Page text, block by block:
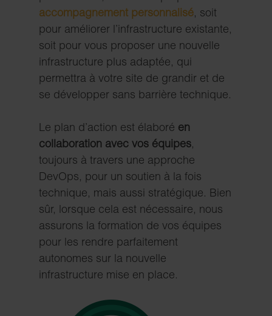
accompagnement personnalisé, soit
pour améliorer l’infrastructure existante,
soit pour vous proposer une nouvelle
infrastructure plus adaptée, qui
permettra à votre site de grandir et de
se développer sans barrière technique.
Le plan d’action est élaboré en
collaboration avec vos équipes,
toujours à travers une approche
DevOps, pour un soutien à la fois
technique, mais aussi stratégique. Bien
sûr, lorsque cela est nécessaire, nous
assurons la formation de vos équipes
pour les rendre parfaitement
autonomes sur la nouvelle
infrastructure mise en place.